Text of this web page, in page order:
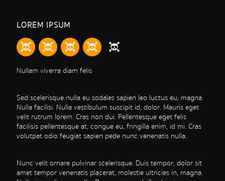
LOREM IPSUM
Nullam viverra diam felis
Sed scelerisque nulla eu sodales sapien leo luctus eu, magna.
Nulla facilisi. Nulla vestibulum suscipit id, dolor. Mauris eget
velit rutrum lorem. Cras non dui. Pellentesque eget felis
facilisis pellentesque at, congue eu, fringilla enim, id mi. Cras
volutpat odio feugiat sapien pede nunc venenatis nulla.
Nunc velit ornare pulvinar scelerisque. Duis tempor, dolor sit
amet tempor venenatis placerat, molestie ultricies in, magna.